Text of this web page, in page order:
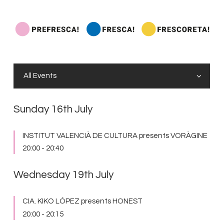
Sunday 16th July
INSTITUT VALENCIÀ DE CULTURA presents VORÀGINE
20:00 - 20:40
Wednesday 19th July
CIA. KIKO LÓPEZ presents HONEST
20:00 - 20:15